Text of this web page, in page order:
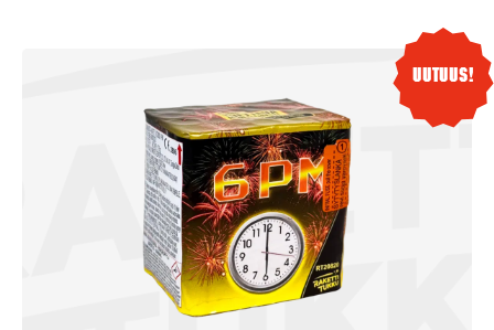
Uutuus!